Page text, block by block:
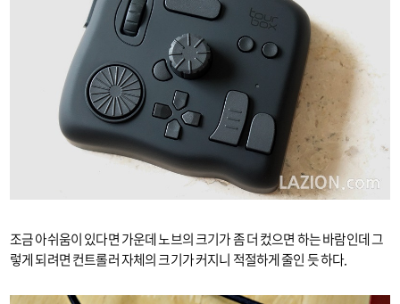
조금 아쉬움이 있다면 가운데 노브의 크기가 좀 더 컸으면 하는 바람인데 그
렇게 되려면 컨트롤러 자체의 크기가 커지니 적절하게 줄인 듯 하다.